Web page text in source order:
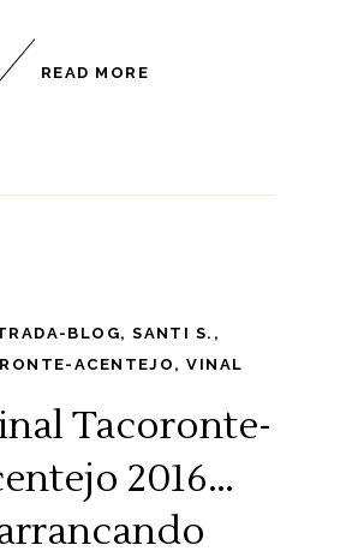
READ MORE
BLOG,SANTI S. ,
ACENTEJO,VINAL
Tacoronte-
2016…